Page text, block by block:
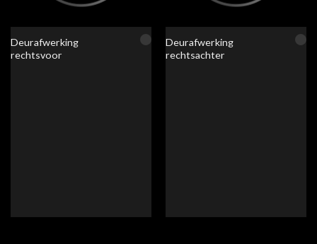
Deurafwerking
rechtsvoor
Deurafwerking
rechtsachter